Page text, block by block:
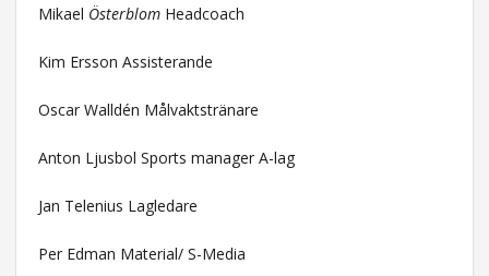
Mikael Österblom Headcoach
Kim Ersson Assisterande
Oscar Walldén Målvaktstränare
Anton Ljusbol Sports manager A-lag
Jan Telenius Lagledare
Per Edman Material/ S-Media